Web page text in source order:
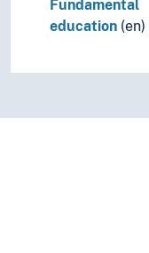
Fundamental
education (en)